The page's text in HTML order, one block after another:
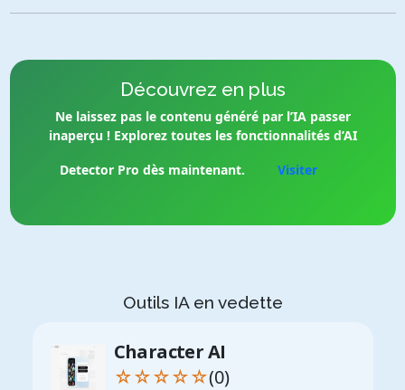
Découvrez en plus
Ne laissez pas le contenu généré par l’IA passer
inaperçu ! Explorez toutes les fonctionnalités d’AI
Detector Pro dès maintenant.
Visiter
Outils IA en vedette
Character AI
☆☆☆☆☆(0)